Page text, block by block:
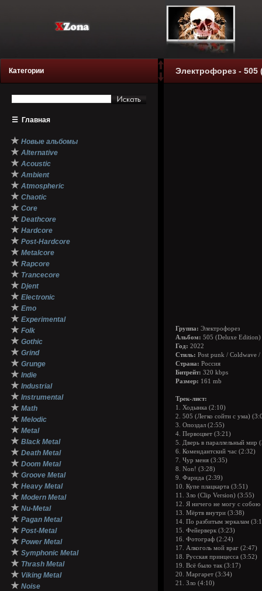
Категории
☰ Главная
★ Новые альбомы
★ Alternative
★ Acoustic
★ Ambient
★ Atmospheric
★ Chaotic
★ Core
★ Deathcore
★ Hardcore
★ Post-Hardcore
★ Metalcore
★ Rapcore
★ Trancecore
★ Djent
★ Electronic
★ Emo
★ Experimental
★ Folk
★ Gothic
★ Grind
★ Grunge
★ Indie
★ Industrial
★ Instrumental
★ Math
★ Melodic
★ Metal
★ Black Metal
★ Death Metal
★ Doom Metal
★ Groove Metal
★ Heavy Metal
★ Modern Metal
★ Nu-Metal
★ Pagan Metal
★ Post-Metal
★ Power Metal
★ Symphonic Metal
★ Thrash Metal
★ Viking Metal
★ Noise
Электрофорез - 505
Группа: Электрофорез
Альбом: 505 (Deluxe Edition)
Год: 2022
Стиль: Post punk / Coldwave
Страна: Россия
Битрейт: 320 kbps
Размер: 161 mb
Трек-лист:
1. Ходынка (2:10)
2. 505 (Легко сойти с ума)
3. Опоздал (2:55)
4. Первоцвет (3:21)
5. Дверь в параллельный мир
6. Комендантский час (2:32)
7. Чур меня (3:35)
8. Non! (3:28)
9. Фарида (2:39)
10. Купе плацкарта (3:51)
11. Зло (Clip Version) (3:55)
12. Я ничего не могу с собою
13. Мёртв внутри (3:38)
14. По разбитым зеркалам
15. Фейерверк (3:23)
16. Фотограф (2:24)
17. Алкоголь мой враг (2:47)
18. Русская принцесса (3:52)
19. Всё было так (3:17)
20. Маргарет (3:34)
21. Зло (4:10)